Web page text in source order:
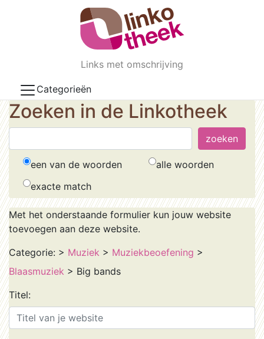
Skip to main content
Links met omschrijving
Categorieën
Zoeken in de Linkotheek
een van de woorden
alle woorden
exacte match
Met het onderstaande formulier kun jouw website
toevoegen aan deze website.
Categorie: > Muziek > Muziekbeoefening >
Blaasmuziek > Big bands
Titel: